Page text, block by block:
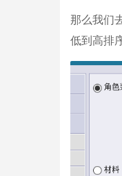
那么我们
低到高排